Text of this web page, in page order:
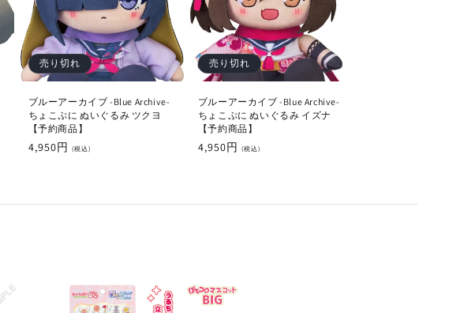
売り切れ
ブルーアーカイブ -Blue Archive-
ちょこぷに ぬいぐるみ ツクヨ
【予約商品】
通
4,950円 (税込)
売り切れ
ブルーアーカイブ -Blue Archive-
ちょこぷに ぬいぐるみ イズナ
【予約商品】
通
4,950円 (税込)